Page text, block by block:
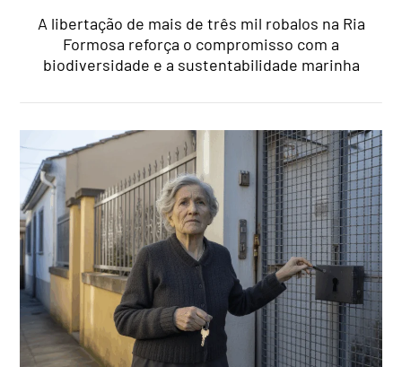
A libertação de mais de três mil robalos na Ria
Formosa reforça o compromisso com a
biodiversidade e a sustentabilidade marinha